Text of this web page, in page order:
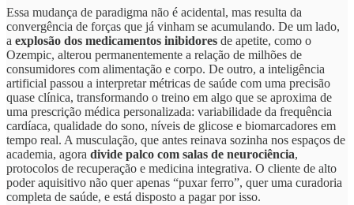
Essa mudança de paradigma não é acidental, mas resulta da
convergência de forças que já vinham se acumulando. De um lado,
a explosão dos medicamentos inibidores de apetite, como o
Ozempic, alterou permanentemente a relação de milhões de
consumidores com alimentação e corpo. De outro, a inteligência
artificial passou a interpretar métricas de saúde com uma precisão
quase clínica, transformando o treino em algo que se aproxima de
uma prescrição médica personalizada: variabilidade da frequência
cardíaca, qualidade do sono, níveis de glicose e biomarcadores em
tempo real. A musculação, que antes reinava sozinha nos espaços de
academia, agora divide palco com salas de neurociência,
protocolos de recuperação e medicina integrativa. O cliente de alto
poder aquisitivo não quer apenas “puxar ferro”, quer uma curadoria
completa de saúde, e está disposto a pagar por isso.